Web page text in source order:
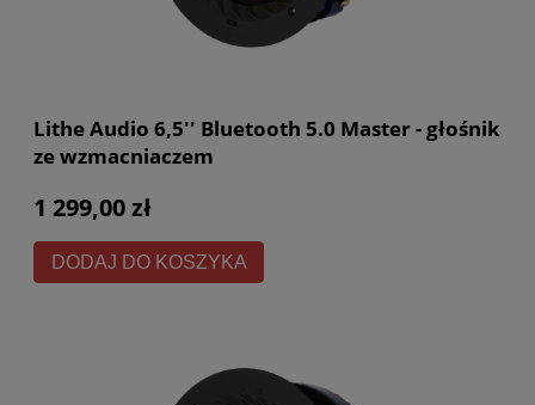
Lithe Audio 6,5'' Bluetooth 5.0 Master - głośnik
ze wzmacniaczem
1 299,00 zł
DODAJ DO KOSZYKA